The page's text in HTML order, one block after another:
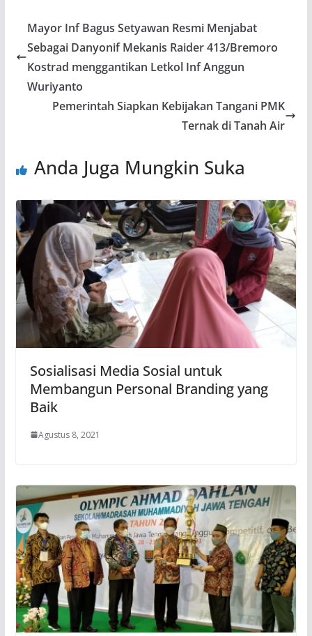
Mayor Inf Bagus Setyawan Resmi Menjabat
Sebagai Danyonif Mekanis Raider 413/Bremoro
Kostrad menggantikan Letkol Inf Anggun
Wuriyanto
Pemerintah Siapkan Kebijakan Tangani PMK
Ternak di Tanah Air
Anda Juga Mungkin Suka
Sosialisasi Media Sosial untuk
Membangun Personal Branding yang
Baik
Agustus 8, 2021